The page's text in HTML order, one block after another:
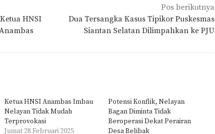
HNSI
Pos berikutnya
Dua Tersangka Kasus Tipikor Puskesmas
Siantan Selatan Dilimpahkan ke PJU
Ketua HNSI Anambas Imbau
Nelayan Tidak Mudah
Terprovokasi
Jumat 28 Februari 2025
Potensi Konflik, Nelayan
Bagan Diminta Tidak
Beroperasi Dekat Perairan
Desa Belibak